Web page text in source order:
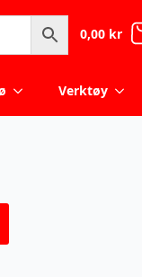
0,00 kr
Verktøy